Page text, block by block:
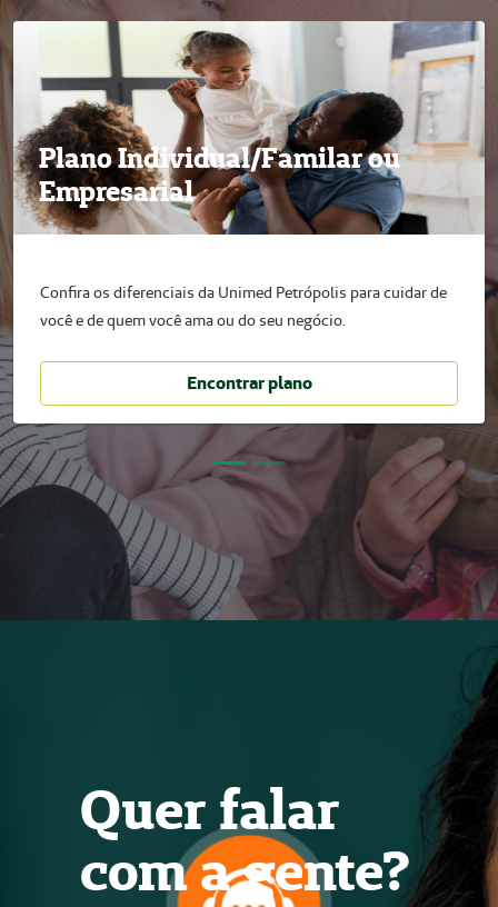
Plano Individual/Familar ou
Empresarial
Confira os diferenciais da Unimed Petrópolis para cuidar de
você e de quem você ama ou do seu negócio.
Encontrar plano
Quer falar
com a gente?